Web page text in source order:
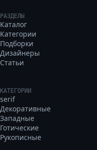
РАЗДЕЛЫ
Каталог
Категории
Подборки
Дизайнеры
Статьи
КАТЕГОРИИ
serif
Декоративные
Западные
Готические
Рукописные